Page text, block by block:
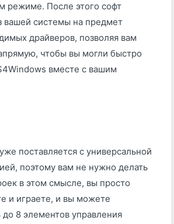
режиме. После этого софт
вашей системы на предмет
драйверов, позволяя вам
чтобы вы могли быстро
вместе с вашим
поставляется с универсальной
поэтому вам не нужно делать
в этом смысле, вы просто
и играете, и вы можете
8 элементов управления